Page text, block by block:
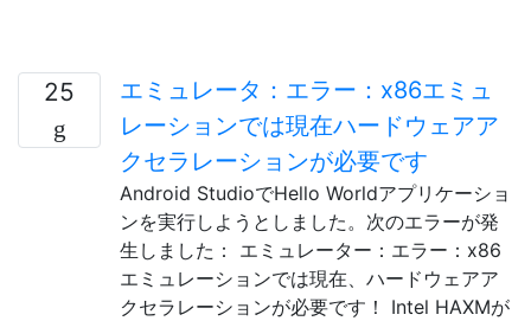
25
エミュレータ：エラー：x86エミュ
レーションでは現在ハードウェアア
クセラレーションが必要です
Android StudioでHello Worldアプリケーショ
ンを実行しようとしました。次のエラーが発
生しました： エミュレーター：エラー：x86
エミュレーションでは現在、ハードウェアア
クセラレーションが必要です！ Intel HAXMが